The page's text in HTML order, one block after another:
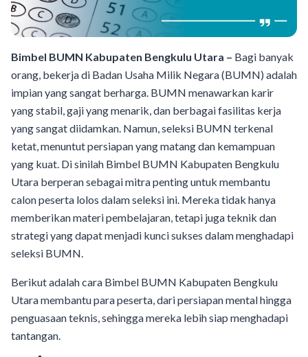
Bimbel BUMN Kabupaten Bengkulu Utara – Bagi banyak
orang, bekerja di Badan Usaha Milik Negara (BUMN) adalah
impian yang sangat berharga. BUMN menawarkan karir
yang stabil, gaji yang menarik, dan berbagai fasilitas kerja
yang sangat diidamkan. Namun, seleksi BUMN terkenal
ketat, menuntut persiapan yang matang dan kemampuan
yang kuat. Di sinilah Bimbel BUMN Kabupaten Bengkulu
Utara berperan sebagai mitra penting untuk membantu
calon peserta lolos dalam seleksi ini. Mereka tidak hanya
memberikan materi pembelajaran, tetapi juga teknik dan
strategi yang dapat menjadi kunci sukses dalam menghadapi
seleksi BUMN.
Berikut adalah cara Bimbel BUMN Kabupaten Bengkulu
Utara membantu para peserta, dari persiapan mental hingga
penguasaan teknis, sehingga mereka lebih siap menghadapi
tantangan.